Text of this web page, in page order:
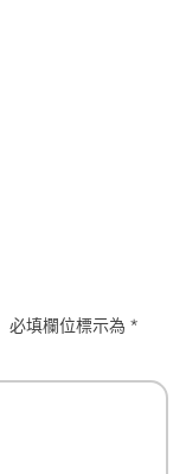
必填欄位標示為*